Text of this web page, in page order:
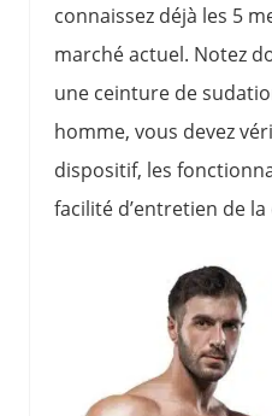
connaissez déjà les 5
marché actuel. Notez
une ceinture de
homme, vous devez
dispositif, les
facilité d’entretien de